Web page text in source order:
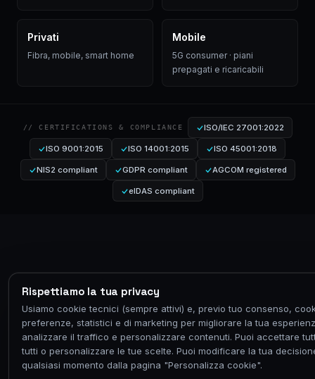
Rispettiamo la tua privacy
Usiamo cookie tecnici (sempre attivi) e, previo tuo consenso,
preferenze, statistici e di marketing per migliorare la tua
analizzare il traffico e personalizzare contenuti. Puoi accettare
tutti o personalizzare le tue scelte. Puoi modificare la tua
qualsiasi momento dalla pagina "Personalizza cookie".
Privati
Fibra, mobile, smart home
Mobile
5G consumer · piani
prepagati e ricaricabili
// CERTIFICATIONS & COMPLIANCE ISO/IEC 27001:2022
ISO 9001:2015 ISO 14001:2015 ISO 45001:2018
NIS2 compliant GDPR compliant AGCOM registered
eIDAS compliant